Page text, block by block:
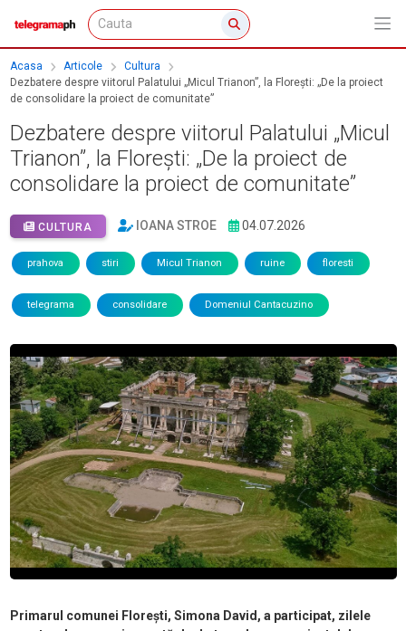
Acasa Articole
Cultura
Dezbatere despre viitorul Palatului „Micul Trianon”, la Florești: „De la proiect
de consolidare la proiect de comunitate”
Dezbatere despre viitorul Palatului „Micul
Trianon”, la Florești: „De la proiect de
consolidare la proiect de comunitate”
CULTURA IOANA STROE 04.07.2026
prahova stiri Micul Trianon ruine floresti
telegrama consolidare Domeniul Cantacuzino
Primarul comunei Florești, Simona David, a participat, zilele